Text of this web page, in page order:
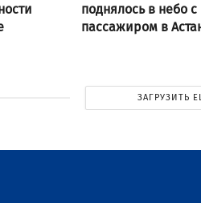
поднялось в небо с
пассажиром в
ЗАГРУЗИТЬ